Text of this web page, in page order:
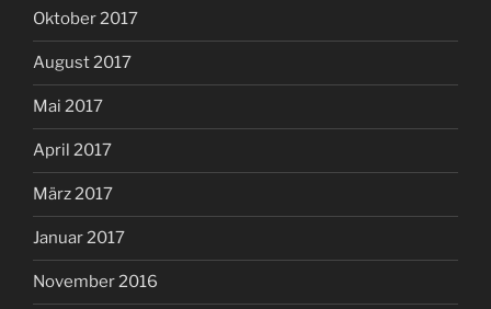
Oktober 2017
August 2017
Mai 2017
April 2017
März 2017
Januar 2017
November 2016